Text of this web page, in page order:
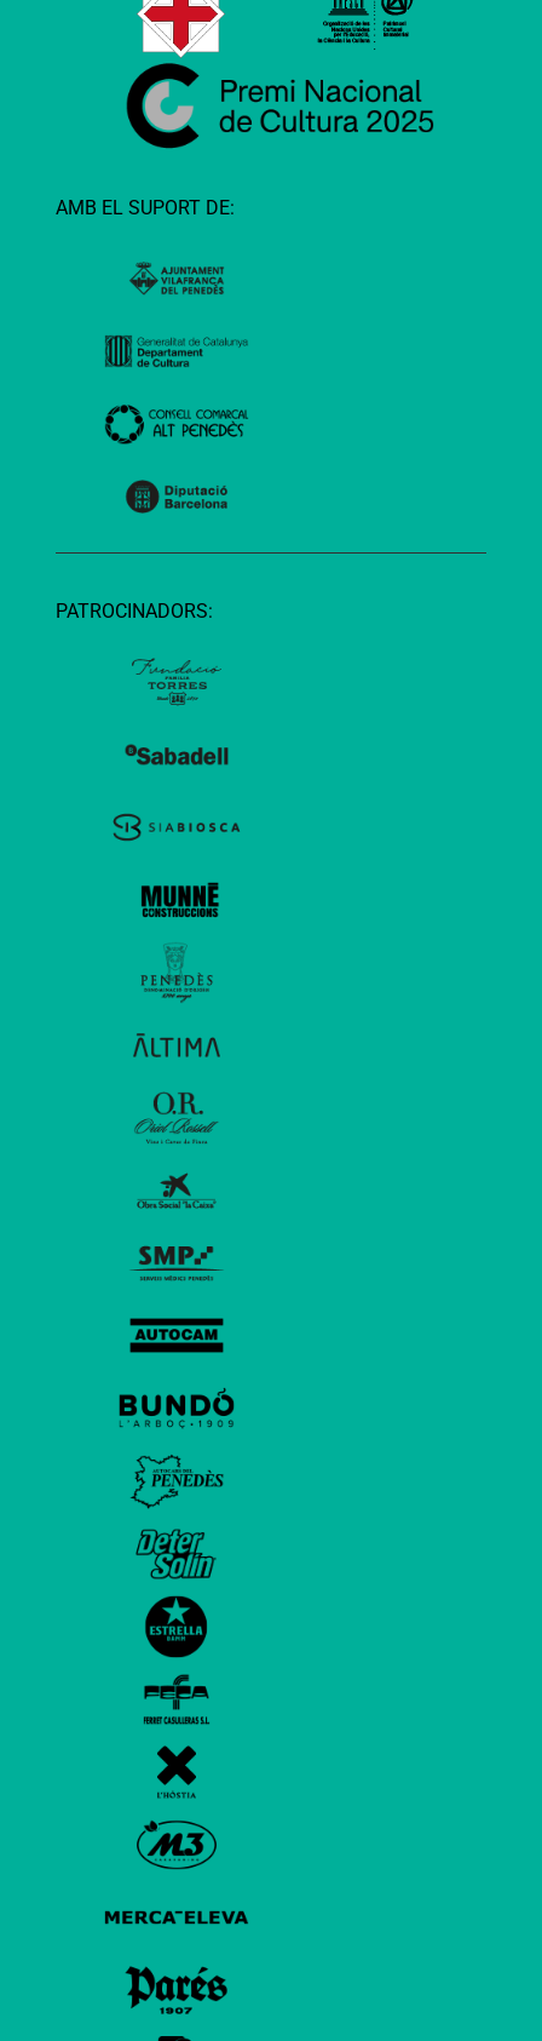
AMB EL SUPORT DE:
PATROCINADORS: